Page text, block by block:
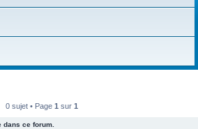
0 sujet • Page 1 sur 1
dans ce forum.